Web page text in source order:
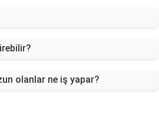
olanlar ne iş yapar?